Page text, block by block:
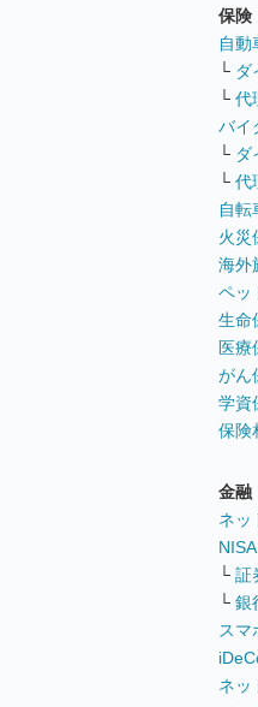
保険
自動
└ ダ
└ 代
バイ
└ ダ
└ 代
自転
火災
海外
ペッ
生命
医療
がん
学資
保険
金融
ネッ
NISA
└ 証
└ 銀
スマ
ネッ